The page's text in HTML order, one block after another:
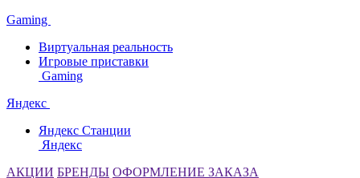
Gaming
Виртуальная реальность
Игровые приставки
Gaming
Яндекс
Яндекс Станции
Яндекс
АКЦИИ БРЕНДЫ ОФОРМЛЕНИЕ ЗАКАЗА